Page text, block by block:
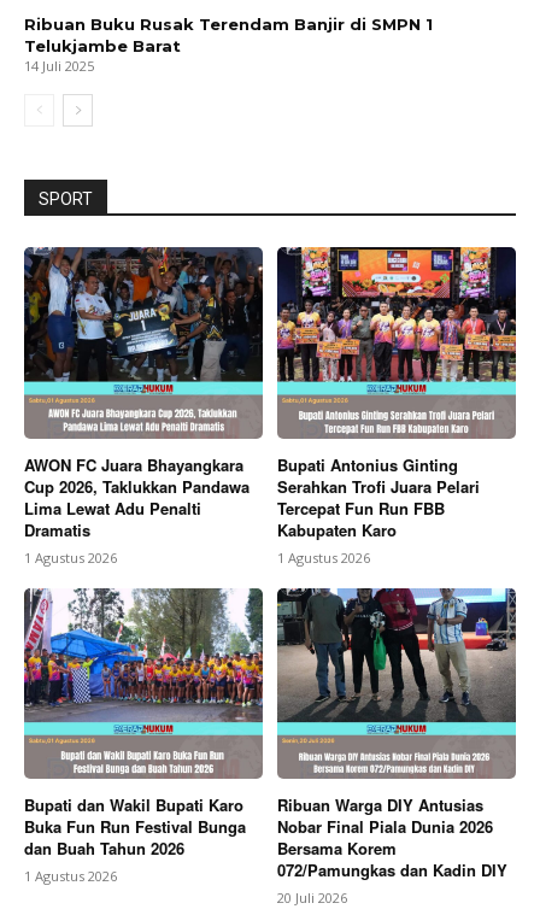
Ribuan Buku Rusak Terendam Banjir di SMPN 1
Telukjambe Barat
14 Juli 2025
SPORT
AWON FC Juara Bhayangkara
Cup 2026, Taklukkan Pandawa
Lima Lewat Adu Penalti
Dramatis
1 Agustus 2026
Bupati Antonius Ginting
Serahkan Trofi Juara Pelari
Tercepat Fun Run FBB
Kabupaten Karo
1 Agustus 2026
Bupati dan Wakil Bupati Karo
Buka Fun Run Festival Bunga
dan Buah Tahun 2026
1 Agustus 2026
Ribuan Warga DIY Antusias
Nobar Final Piala Dunia 2026
Bersama Korem
072/Pamungkas dan Kadin DIY
20 Juli 2026